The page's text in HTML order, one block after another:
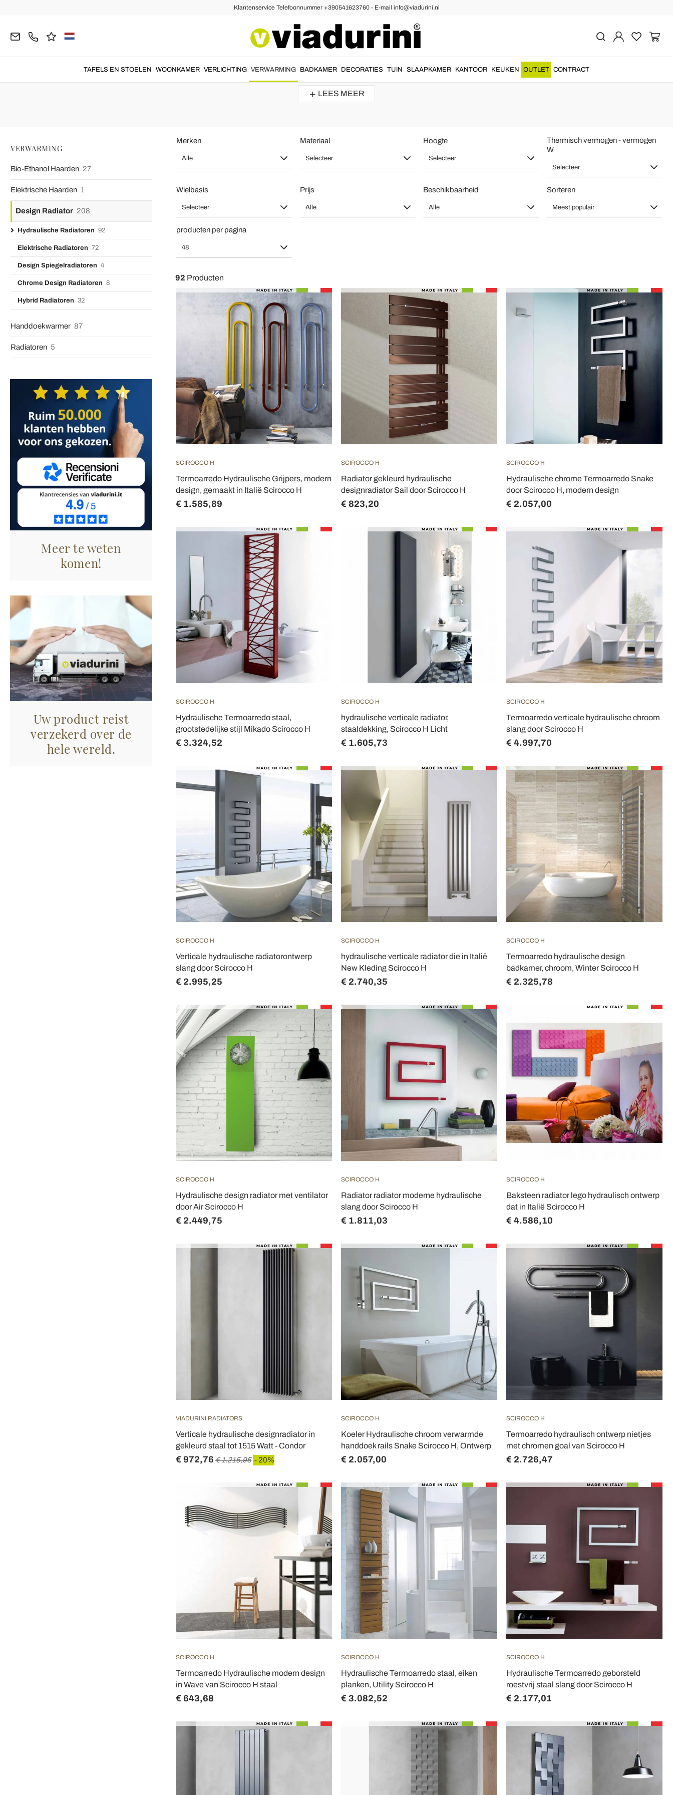
Klantenservice Telefoonnummer +390541623760 - E-mail info@viadurini.nl
TAFELS EN STOELEN WOONKAMER VERLICHTING VERWARMING BADKAMER DECORATIES TUIN SLAAPKAMER KANTOOR KEUKEN OUTLET CONTRACT
Verticale Radiator en Moderne Radiatoren Woonkamer - Huisverwarming
en oog voor detail voor een uniek en origineel
product. Ontdek de vormen en stijl die het beste bij uw kamer...
LEES MEER
VERWARMING
Bio-Ethanol Haarden 27
Elektrische Haarden 1
Design Radiator 208
Hydraulische Radiatoren 92
Elektrische Radiatoren 72
Design Spiegelradiatoren 4
Chrome Design Radiatoren 8
Hybrid Radiatoren 32
Handdoekwarmer 87
Radiatoren 5
Meer te weten
komen!
Uw product reist
verzekerd over de
hele wereld.
Merken
Alle
Materiaal
Selecteer
Hoogte
Selecteer
Thermisch vermogen - vermogen
W
Selecteer
Wielbasis
Selecteer
Prijs
Alle
Beschikbaarheid
Alle
Sorteren
Meest populair
producten per pagina
48
92 Producten
SCIROCCO H
Termoarredo Hydraulische Grijpers, modern
design, gemaakt in Italië Scirocco H
€ 1.585,89
SCIROCCO H
Radiator gekleurd hydraulische
designradiator Sail door Scirocco H
€ 823,20
SCIROCCO H
Hydraulische chrome Termoarredo Snake
door Scirocco H, modern design
€ 2.057,00
SCIROCCO H
Hydraulische Termoarredo staal,
grootstedelijke stijl Mikado Scirocco H
€ 3.324,52
SCIROCCO H
hydraulische verticale radiator,
staaldekking, Scirocco H Licht
€ 1.605,73
SCIROCCO H
Termoarredo verticale hydraulische chroom
slang door Scirocco H
€ 4.997,70
SCIROCCO H
Verticale hydraulische radiatorontwerp
slang door Scirocco H
€ 2.995,25
SCIROCCO H
hydraulische verticale radiator die in Italië
New Kleding Scirocco H
€ 2.740,35
SCIROCCO H
Termoarredo hydraulische design
badkamer, chroom, Winter Scirocco H
€ 2.325,78
SCIROCCO H
Hydraulische design radiator met ventilator
door Air Scirocco H
€ 2.449,75
SCIROCCO H
Radiator radiator moderne hydraulische
slang door Scirocco H
€ 1.811,03
SCIROCCO H
Baksteen radiator lego hydraulisch ontwerp
dat in Italië Scirocco H
€ 4.586,10
VIADURINI RADIATORS
Verticale hydraulische designradiator in
gekleurd staal tot 1515 Watt - Condor
€ 972,76 € 1.215,95 - 20%
SCIROCCO H
Koeler Hydraulische chroom verwarmde
handdoek rails Snake Scirocco H, Ontwerp
€ 2.057,00
SCIROCCO H
Termoarredo hydraulisch ontwerp nietjes
met chromen goal van Scirocco H
€ 2.726,47
SCIROCCO H
Termoarredo Hydraulische modern design
in Wave van Scirocco H staal
€ 643,68
SCIROCCO H
Hydraulische Termoarredo staal, eiken
planken, Utility Scirocco H
€ 3.082,52
SCIROCCO H
Hydraulische Termoarredo geborsteld
roestvrij staal slang door Scirocco H
€ 2.177,01